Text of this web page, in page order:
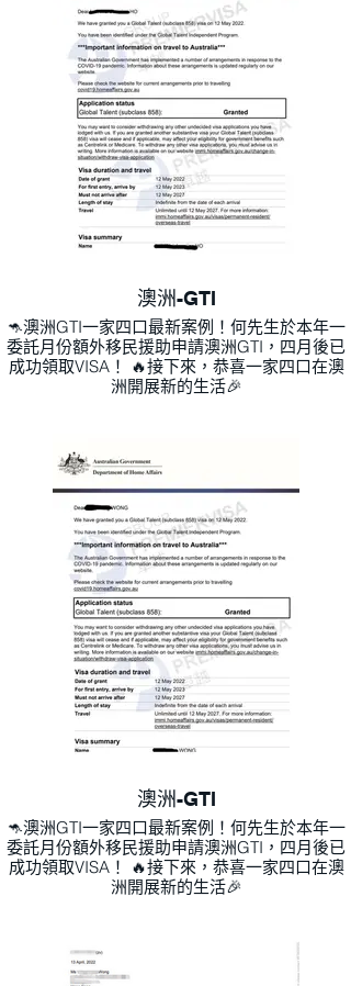
澳洲-GTI
🦘澳洲GTI一家四口最新案例！何先生於本年一
委託月份額外移民援助申請澳洲GTI，四月後已
成功領取VISA！ 🔥接下來，恭喜一家四口在澳
洲開展新的生活🎉
澳洲-GTI
🦘澳洲GTI一家四口最新案例！何先生於本年一
委託月份額外移民援助申請澳洲GTI，四月後已
成功領取VISA！ 🔥接下來，恭喜一家四口在澳
洲開展新的生活🎉